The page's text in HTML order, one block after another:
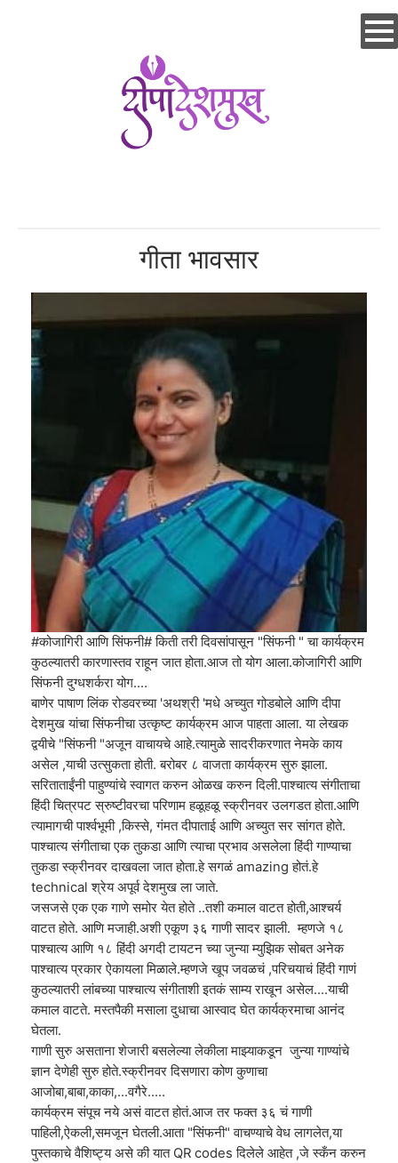
गीता भावसार
#कोजागिरी आणि सिंफनी# किती तरी दिवसांपासून "सिंफनी " चा कार्यक्रम
कुठल्यातरी कारणास्तव राहून जात होता.आज तो योग आला.कोजागिरी आणि
सिंफनी दुग्धशर्करा योग....
बाणेर पाषाण लिंक रोडवरच्या 'अथश्री 'मधे अच्युत गोडबोले आणि दीपा
देशमुख यांचा सिंफनीचा उत्कृष्ट कार्यक्रम आज पाहता आला. या लेखक
द्वयीचे "सिंफनी "अजून वाचायचे आहे.त्यामुळे सादरीकरणात नेमके काय
असेल ,याची उत्सुकता होती. बरोबर ८ वाजता कार्यक्रम सुरु झाला.
सरिताताईंनी पाहुण्यांचे स्वागत करुन ओळख करुन दिली.पाश्चात्य संगीताचा
हिंदी चित्रपट स्रुष्टीवरचा परिणाम हळूहळू स्क्रीनवर उलगडत होता.आणि
त्यामागची पार्श्वभूमी ,किस्से, गंमत दीपाताई आणि अच्युत सर सांगत होते.
पाश्चात्य संगीताचा एक तुकडा आणि त्याचा प्रभाव असलेला हिंदी गाण्याचा
तुकडा स्क्रीनवर दाखवला जात होता.हे सगळं amazing होतं.हे
technical श्रेय अपूर्व देशमुख ला जाते.
जसजसे एक एक गाणे समोर येत होते ..तशी कमाल वाटत होती,आश्चर्य
वाटत होते. आणि मजाही.अशी एकूण ३६ गाणी सादर झाली. म्हणजे १८
पाश्चात्य आणि १८ हिंदी अगदी टायटन च्या जुन्या म्युझिक सोबत अनेक
पाश्चात्य प्रकार ऐकायला मिळाले.म्हणजे खूप जवळचं ,परिचयाचं हिंदी गाणं
कुठल्यातरी लांबच्या पाश्चात्य संगीताशी इतकं साम्य राखून असेल....याची
कमाल वाटते. मस्तपैकी मसाला दुधाचा आस्वाद घेत कार्यक्रमाचा आनंद
घेतला.
गाणी सुरु असताना शेजारी बसलेल्या लेकीला माझ्याकडून जुन्या गाण्यांचे
ज्ञान देणेही सुरु होते.स्क्रीनवर दिसणारा कोण कुणाचा
आजोबा,बाबा,काका,...वगैरे.....
कार्यक्रम संपूच नये असं वाटत होतं.आज तर फक्त ३६ चं गाणी
पाहिली,ऐकली,समजून घेतली.आता "सिंफनी" वाचण्याचे वेध लागलेत,या
पुस्तकाचे वैशिष्ट्य असे की यात QR codes दिलेले आहेत ,जे स्कँन करुन